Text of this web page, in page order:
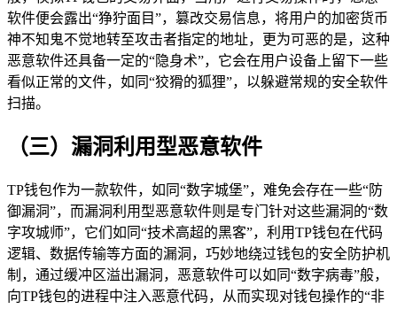
软件便会露出“狰狞面目”，篡改交易信息，将用户的加密货币
神不知鬼不觉地转至攻击者指定的地址，更为可恶的是，这种
恶意软件还具备一定的“隐身术”，它会在用户设备上留下一些
看似正常的文件，如同“狡猾的狐狸”，以躲避常规的安全软件
扫描。
（三）漏洞利用型恶意软件
TP钱包作为一款软件，如同“数字城堡”，难免会存在一些“防
御漏洞”，而漏洞利用型恶意软件则是专门针对这些漏洞的“数
字攻城师”，它们如同“技术高超的黑客”，利用TP钱包在代码
逻辑、数据传输等方面的漏洞，巧妙地绕过钱包的安全防护机
制，通过缓冲区溢出漏洞，恶意软件可以如同“数字病毒”般，
向TP钱包的进程中注入恶意代码，从而实现对钱包操作的“非